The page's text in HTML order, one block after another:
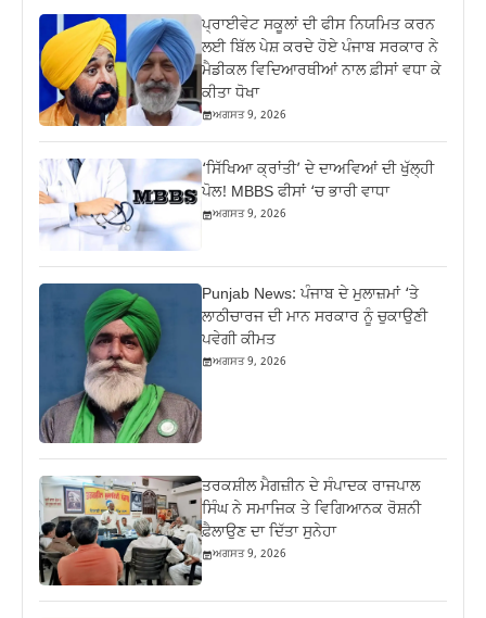
ਪ੍ਰਾਈਵੇਟ ਸਕੂਲਾਂ ਦੀ ਫੀਸ ਨਿਯਮਿਤ ਕਰਨ
ਲਈ ਬਿੱਲ ਪੇਸ਼ ਕਰਦੇ ਹੋਏ ਪੰਜਾਬ ਸਰਕਾਰ ਨੇ
ਮੈਡੀਕਲ ਵਿਦਿਆਰਥੀਆਂ ਨਾਲ ਫ਼ੀਸਾਂ ਵਧਾ ਕੇ
ਕੀਤਾ ਧੋਖਾ
ਅਗਸਤ 9, 2026
‘ਸਿੱਖਿਆ ਕ੍ਰਾਂਤੀ’ ਦੇ ਦਾਅਵਿਆਂ ਦੀ ਖੁੱਲ੍ਹੀ
ਪੋਲ! MBBS ਫੀਸਾਂ ‘ਚ ਭਾਰੀ ਵਾਧਾ
ਅਗਸਤ 9, 2026
Punjab News: ਪੰਜਾਬ ਦੇ ਮੁਲਾਜ਼ਮਾਂ ‘ਤੇ
ਲਾਠੀਚਾਰਜ ਦੀ ਮਾਨ ਸਰਕਾਰ ਨੂੰ ਚੁਕਾਉਣੀ
ਪਵੇਗੀ ਕੀਮਤ
ਅਗਸਤ 9, 2026
ਤਰਕਸ਼ੀਲ ਮੈਗਜ਼ੀਨ ਦੇ ਸੰਪਾਦਕ ਰਾਜਪਾਲ
ਸਿੰਘ ਨੇ ਸਮਾਜਿਕ ਤੇ ਵਿਗਿਆਨਕ ਰੋਸ਼ਨੀ
ਫ਼ੈਲਾਉਣ ਦਾ ਦਿੱਤਾ ਸੁਨੇਹਾ
ਅਗਸਤ 9, 2026